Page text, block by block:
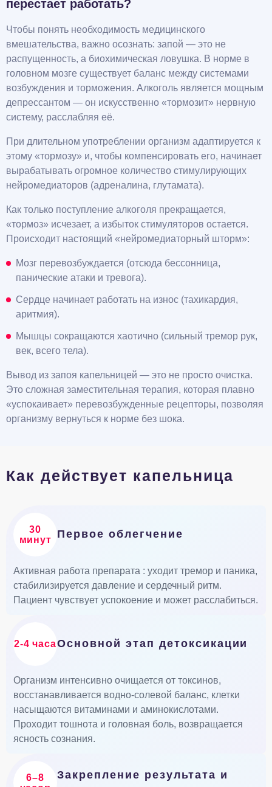
перестает работать?
Чтобы понять необходимость медицинского
вмешательства, важно осознать: запой — это не
распущенность, а биохимическая ловушка. В норме в
головном мозге существует баланс между системами
возбуждения и торможения. Алкоголь является мощным
депрессантом — он искусственно «тормозит» нервную
систему, расслабляя её.
При длительном употреблении организм адаптируется к
этому «тормозу» и, чтобы компенсировать его, начинает
вырабатывать огромное количество стимулирующих
нейромедиаторов (адреналина, глутамата).
Как только поступление алкоголя прекращается,
«тормоз» исчезает, а избыток стимуляторов остается.
Происходит настоящий «нейромедиаторный шторм»:
Мозг перевозбуждается (отсюда бессонница,
панические атаки и тревога).
Сердце начинает работать на износ (тахикардия,
аритмия).
Мышцы сокращаются хаотично (сильный тремор рук,
век, всего тела).
Вывод из запоя капельницей — это не просто очистка.
Это сложная заместительная терапия, которая плавно
«успокаивает» перевозбужденные рецепторы, позволяя
организму вернуться к норме без шока.
Как действует капельница
30
минут
Первое облегчение
Активная работа препарата : уходит тремор и паника,
стабилизируется давление и сердечный ритм.
Пациент чувствует успокоение и может расслабиться.
2-4 часаОсновной этап детоксикации
Организм интенсивно очищается от токсинов,
восстанавливается водно-солевой баланс, клетки
насыщаются витаминами и аминокислотами.
Проходит тошнота и головная боль, возвращается
ясность сознания.
6–8
Закрепление результата и